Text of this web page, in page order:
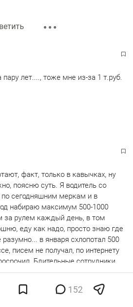
играет против него, она не
Далеко ходить не надо:
наши ГАИшники.
лет...., тоже мне из-за 1 т.руб.
факт, только в кавычках, ну
поясню суть. Я водитель со
сегодняшним меркам и в
набираю максимум 500-1000
за рулем каждый день, в том
еду как надо, просто знаю где
в января схлопотал 500
писем не получал, по интернету
Бдительные сотрудники
на меня исполнительное
500 р. задолжал
оплатил в тот же день, как узнал,
152